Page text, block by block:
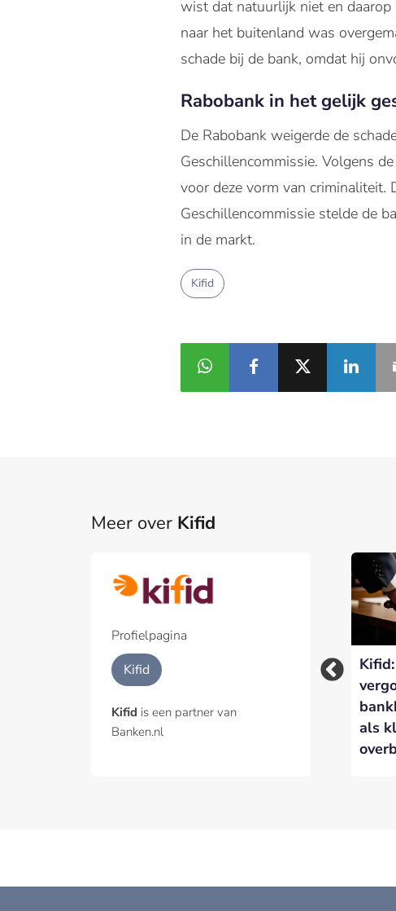
wist dat natuurlijk niet en daarop
naar het buitenland was
schade bij de bank, omdat hij
Rabobank in het gelijk
De Rabobank weigerde de
Geschillencommissie. Volgens
voor deze vorm van criminaliteit.
Geschillencommissie stelde de
in de markt.
Kifid
Meer over Kifid
Profielpagina
Kifid
Kifid is een partner van
Banken.nl
Geschillencommissie
Commissie van
als